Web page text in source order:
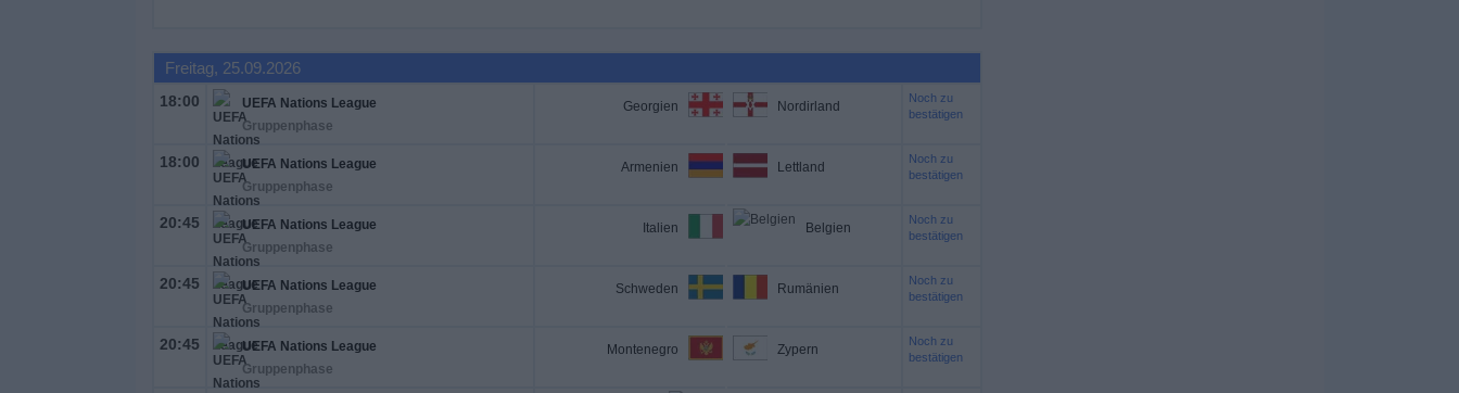
Freitag, 25.09.2026
18:00
UEFA Nations League
Gruppenphase
Georgien Nordirland
Noch zu
bestätigen
18:00
UEFA Nations League
Gruppenphase
Armenien Lettland
Noch zu
bestätigen
20:45
UEFA Nations League
Gruppenphase
Italien Belgien
Noch zu
bestätigen
20:45
UEFA Nations League
Gruppenphase
Schweden Rumänien
Noch zu
bestätigen
20:45
UEFA Nations League
Gruppenphase
Montenegro Zypern
Noch zu
bestätigen